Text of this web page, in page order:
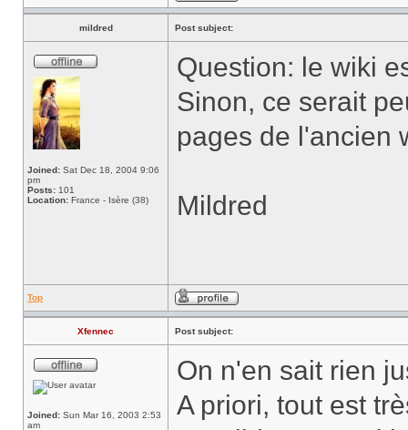
mildred Post subject:
Joined: Sat Dec 18, 2004 9:06
pm
Posts: 101
Location: France - Isère (38)
Question: le wiki
Sinon, ce serait
pages de l'ancien
Mildred
Top
Xfennec Post subject:
Joined: Sun Mar 16, 2003 2:53
am
On n'en sait rien
A priori, tout est